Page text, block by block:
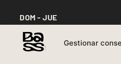
Gestionar
DOM - JUE
12:30 - 17:00
VIE - SÁB